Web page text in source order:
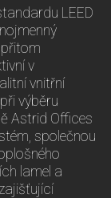
LEED
v
vnitřní
výběru
Astrid Offices
společnou
lamel a